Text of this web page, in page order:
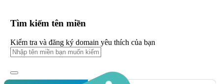
Tìm kiếm tên miền
Kiểm tra và đăng ký domain yêu thích của bạn